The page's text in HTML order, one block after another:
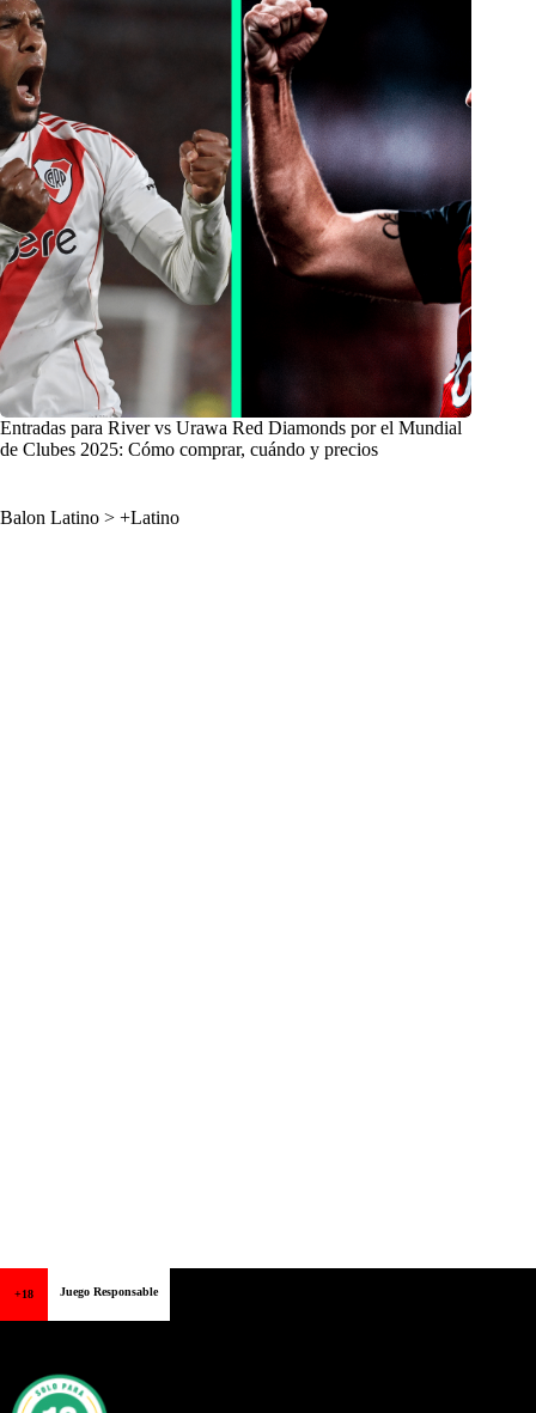
Entradas para River vs Urawa Red Diamonds por el Mundial
de Clubes 2025: Cómo comprar, cuándo y precios
Balon Latino > +Latino
+18 Juego Responsable